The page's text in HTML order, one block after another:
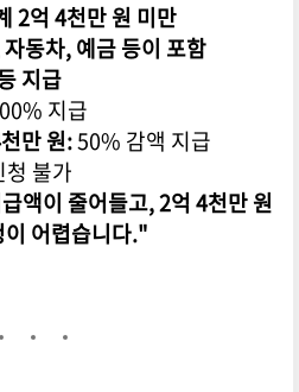
2억 4천만 원 미만
동차, 예금 등이 포함
지급
지급
만 원:50% 감액 지급
불가
액이 줄어들고, 2억 4천만 원
어렵습니다."